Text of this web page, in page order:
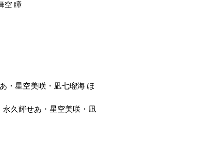
空 瞳
・星空美咲・凪七瑠海 ほ
久輝せあ・星空美咲・凪